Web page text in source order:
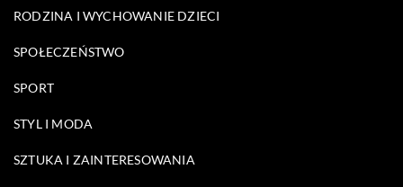
RODZINA I WYCHOWANIE DZIECI
SPOŁECZEŃSTWO
SPORT
STYL I MODA
SZTUKA I ZAINTERESOWANIA